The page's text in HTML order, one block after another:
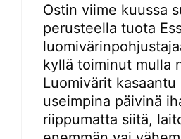
Ostin viime kuussa
perusteella tuota
kyllä toiminut mulla
Luomivärit
useimpina päivinä
riippumatta siitä,